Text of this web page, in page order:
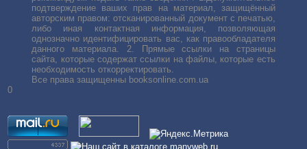
подтверждение ваших прав на материал, защищённый
авторским правом: отсканированный документ с печатью,
либо иная контактная информация, позволяющая
однозначно идентифицировать вас, как правообладателя
данного материала. 2. Прямые ссылки на страницы
сайта, которые содержат ссылки на файлы, которые есть
необходимость откорректировать.
Все права защищенны booksonline.com.ua
0